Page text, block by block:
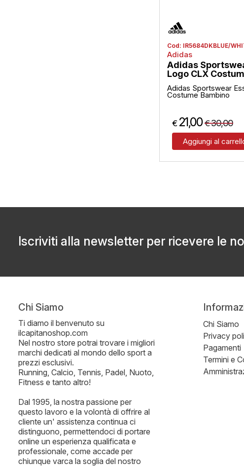
Cod: IR5684DKBLUE/
Adidas
Adidas
Logo CLX
Adidas Sportswear
Costume Bambino
€ 21,00 €30,00
Aggiungi al
Iscriviti alla newsletter per ricevere le
Chi Siamo
Ti diamo il benvenuto su
ilcapitanoshop.com
Nel nostro store potrai trovare i migliori
marchi dedicati al mondo dello sport a
prezzi esclusivi.
Running, Calcio, Tennis, Padel, Nuoto,
Fitness e tanto altro!
Dal 1995, la nostra passione per
questo lavoro e la volontà di offrire al
cliente un' assistenza continua ci
distinguono, permettendoci di portare
online un esperienza qualificata e
professionale, come accade per
chiunque varca la soglia del nostro
Chi Siamo
Privacy
Pagamenti
Termini e